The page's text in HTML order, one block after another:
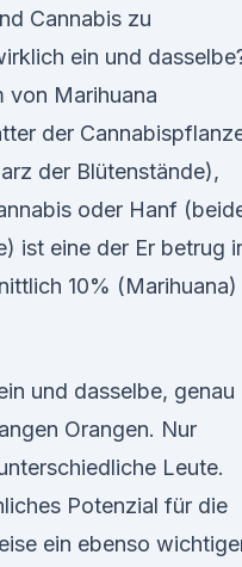
Cannabis zu
ein und
von Marihuana
der
der Blütenstände),
oder Hanf
ist eine der Er betrug
10% (Marihuana)
und dasselbe, genau
Orangen. Nur
Leute.
Potenzial für die
ein ebenso